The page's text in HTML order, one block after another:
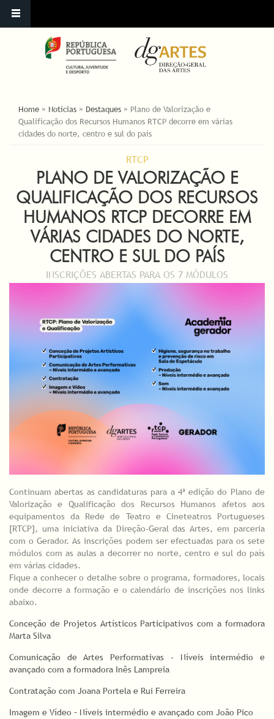
ESTÁ AQUI
Home » Notícias » Destaques » Plano de Valorização e
Qualificação dos Recursos Humanos RTCP decorre em várias
cidades do norte, centro e sul do país
RTCP
PLANO DE VALORIZAÇÃO E
QUALIFICAÇÃO DOS RECURSOS
HUMANOS RTCP DECORRE EM
VÁRIAS CIDADES DO NORTE,
CENTRO E SUL DO PAÍS
INSCRIÇÕES ABERTAS PARA OS 7 MÓDULOS
Continuam abertas as candidaturas para a 4ª edição do Plano de
Valorização e Qualificação dos Recursos Humanos afetos aos
equipamentos da Rede de Teatro e Cineteatros Portugueses
[RTCP], uma iniciativa da Direção-Geral das Artes, em parceria
com o Gerador. As inscrições podem ser efectuadas para os sete
módulos com as aulas a decorrer no norte, centro e sul do país
em várias cidades.
Fique a conhecer o detalhe sobre o programa, formadores, locais
onde decorre a formação e o calendário de inscrições nos links
abaixo.
Conceção de Projetos Artísticos Participativos com a formadora
Marta Silva
Comunicação de Artes Performativas - Níveis intermédio e
avançado com a formadora Inês Lampreia
Contratação com Joana Portela e Rui Ferreira
Imagem e Vídeo – Níveis intermédio e avançado com João Pico